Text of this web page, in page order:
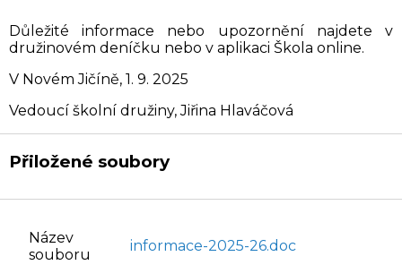
Důležité informace nebo upozornění najdete v
družinovém deníčku nebo v aplikaci Škola online.
V Novém Jičíně, 1. 9. 2025
Vedoucí školní družiny, Jiřina Hlaváčová
Přiložené soubory
Název
souboru
informace-2025-26.doc